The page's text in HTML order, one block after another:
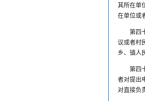
其所在单
在单位或
第四
议或者村
乡、镇人
第四
者对提出
对直接负